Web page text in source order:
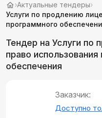
›Актуальные тендеры›
Услуги по продлению
программного
Тендер на Услуги по
право
обеспечения
Заказчик:
Доступно